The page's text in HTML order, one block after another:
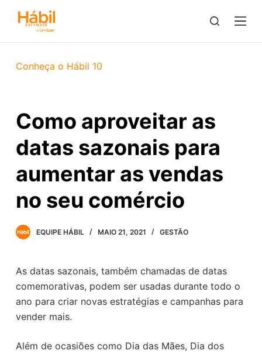
l
o
o
e
o
Conheça o Hábil 10
Como aproveitar as
datas sazonais para
aumentar as vendas
no seu comércio
EQUIPE HÁBIL MAIO 21, 2021 GESTÃO
As datas sazonais, também chamadas de datas
comemorativas, podem ser usadas durante todo o
ano para criar novas estratégias e campanhas para
vender mais.
Além de ocasiões como Dia das Mães, Dia dos